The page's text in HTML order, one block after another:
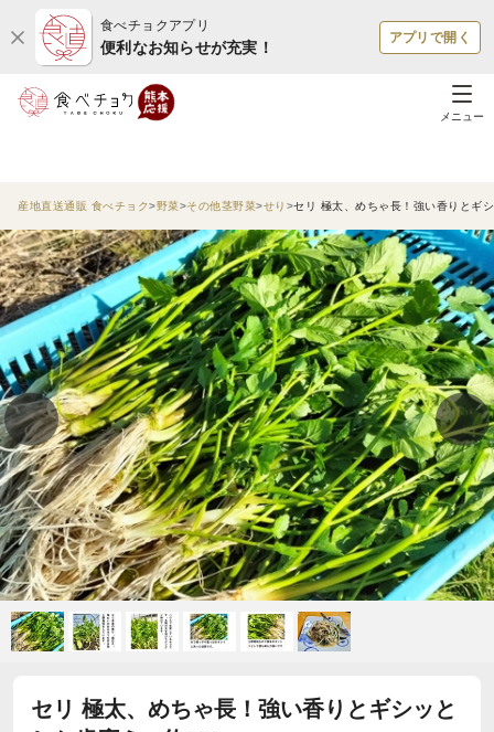
食べチョクアプリ
便利なお知らせが充実！
アプリで開く
メニュー
産地直送通販 食べチョク 野菜 その他茎野菜 せり セリ 極太、めちゃ長！強い香りとギ
セリ 極太、めちゃ長！強い香りとギシッと